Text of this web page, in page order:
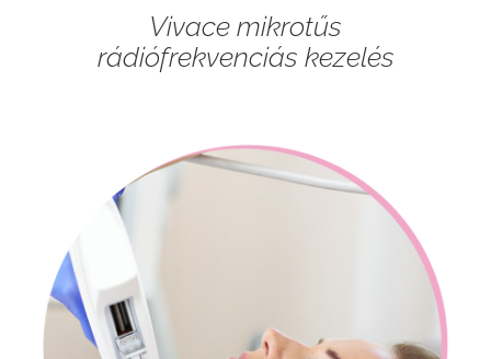
Vivace mikrotűs
rádiófrekvenciás kezelés